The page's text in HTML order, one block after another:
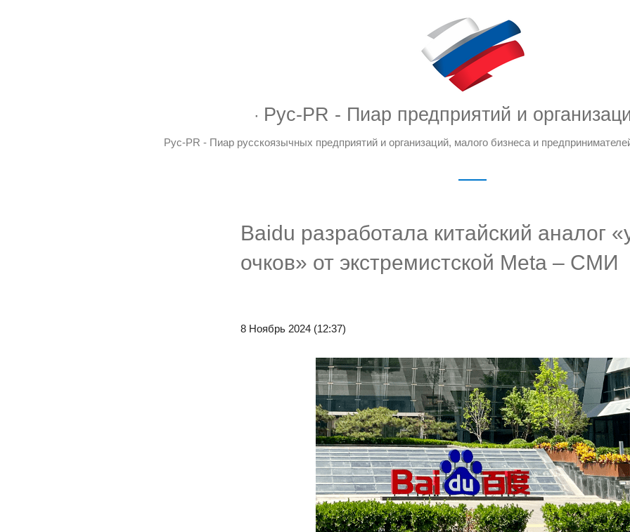
Рус-PR - Пиар предприятий и
Рус-PR - Пиар русскоязычных предприятий и организаций, малого бизнеса и
Baidu разработала китайский аналог
очков» от экстремистской Meta – СМИ
8 Ноябрь 2024 (12:37)